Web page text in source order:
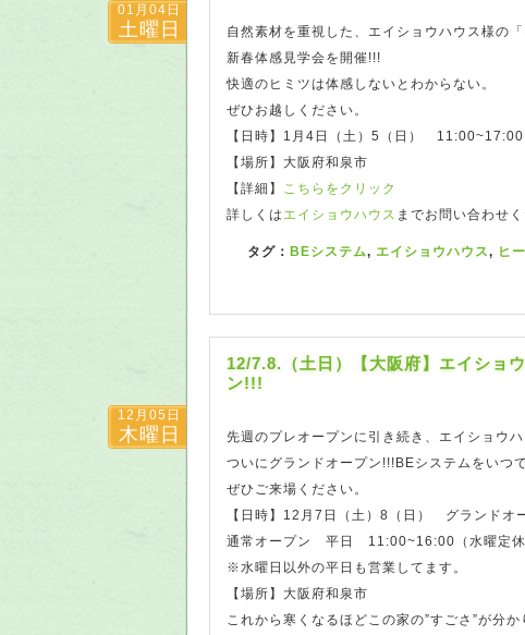
01月04日
土曜日
自然素材を重視した、エイショウハウス様の
新春体感見学会を開催!!!
快適のヒミツは体感しないとわからない。
ぜひお越しください。
【日時】1月4日（土）5（日） 11:00~17:00
【場所】大阪府和泉市
【詳細】 こちらをクリック
詳しくは エイショウハウス までお問い合わせく
タグ： BEシステム, エイショウハウス, ヒ
12/7.8.（土日）【大阪府】エイショ
ン!!!
12月05日
木曜日
先週のプレオープンに引き続き、エイショウ
ついにグランドオープン!!!BEシステムをいつ
ぜひご来場ください。
【日時】12月7日（土）8（日） グランド
通常オープン 平日 11:00~16:00（水曜定
※水曜日以外の平日も営業してます。
【場所】大阪府和泉市
これから寒くなるほどこの家の”すごさ”が分か